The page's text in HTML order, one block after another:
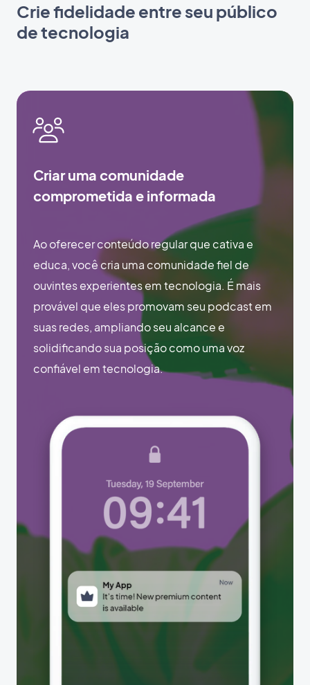
Crie fidelidade entre seu público
de tecnologia
Criar uma comunidade
comprometida e informada
Ao oferecer conteúdo regular que cativa e
educa, você cria uma comunidade fiel de
ouvintes experientes em tecnologia. É mais
provável que eles promovam seu podcast em
suas redes, ampliando seu alcance e
solidificando sua posição como uma voz
confiável em tecnologia.